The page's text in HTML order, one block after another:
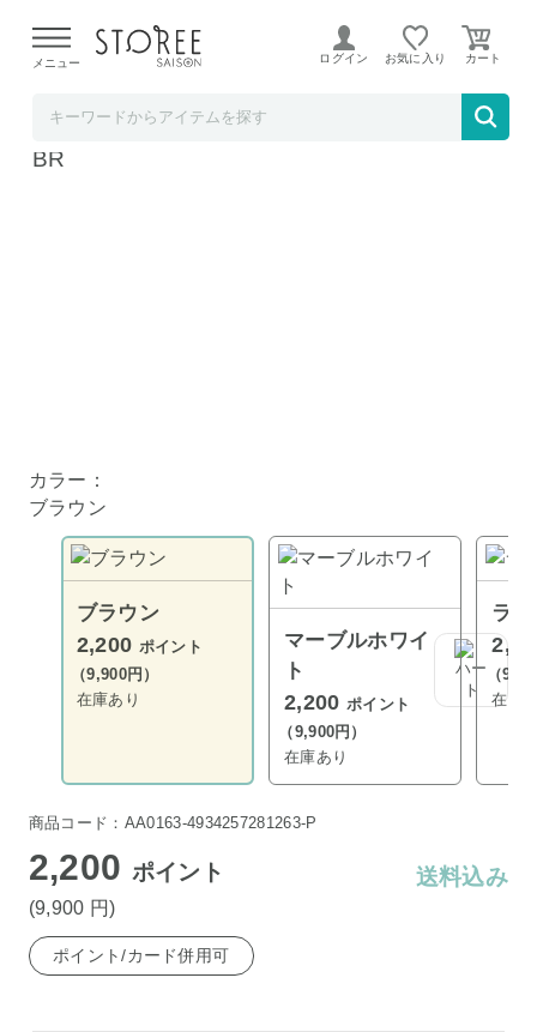
よる配送遅延が発生しております。
メニュー ログイン お気に入り
萩原 カフェテーブル 丸型 ブラウン LT-4918
BR
カラー：
ブラウン
ブラウン
2,200 ポイント
（9,900円）
在庫あり
マーブルホワイ
ト
2,200 ポイント
（9,900円）
在庫あり
ラ
（
在庫
商品コード：AA0163-4934257281263-P
2,200 ポイント
(9,900 円)
送料込み
ポイント/カード併用可